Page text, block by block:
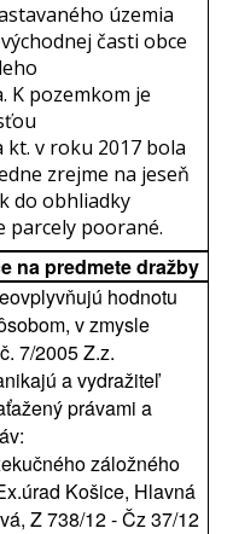
územia
časti obce
K pozemkom je
v roku 2017 bola
zrejme na jeseň
do obhliadky
parcely poorané.
na predmete dražby
hodnotu
v zmysle
7/2005 Z.z.
a vydražiteľ
právami a
záložného
Košice, Hlavná
Z 738/12 - Čz 37/12